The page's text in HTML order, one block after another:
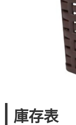
庫存表